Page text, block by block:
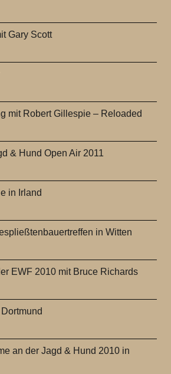
Gary Scott
mit Robert Gillespie – Reloaded
& Hund Open Air 2011
in Irland
in Witten
EWF 2010 mit Bruce Richards
an der Jagd & Hund 2010 in